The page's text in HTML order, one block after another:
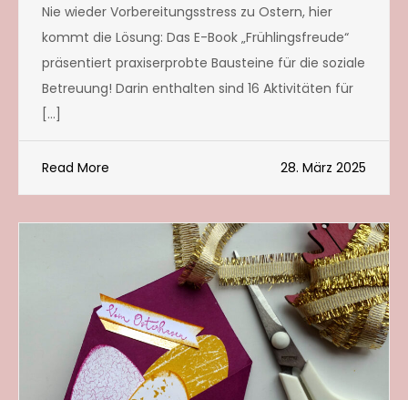
Nie wieder Vorbereitungsstress zu Ostern, hier
kommt die Lösung: Das E-Book „Frühlingsfreude“
präsentiert praxiserprobte Bausteine für die soziale
Betreuung! Darin enthalten sind 16 Aktivitäten für
[…]
Read More 28. März 2025